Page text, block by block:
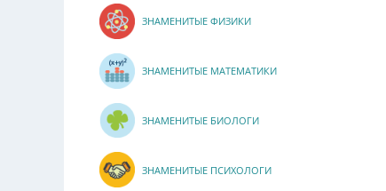
ЗНАМЕНИТЫЕ ФИЗИКИ
ЗНАМЕНИТЫЕ МАТЕМАТИКИ
ЗНАМЕНИТЫЕ БИОЛОГИ
ЗНАМЕНИТЫЕ ПСИХОЛОГИ